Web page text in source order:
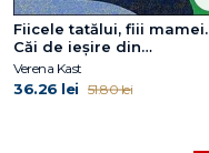
Fiicele tatălui, fiii mamei.
Căi de ieşire din
complexele paterne şi
materne
Verena Kast
36.26 lei 51.80 lei